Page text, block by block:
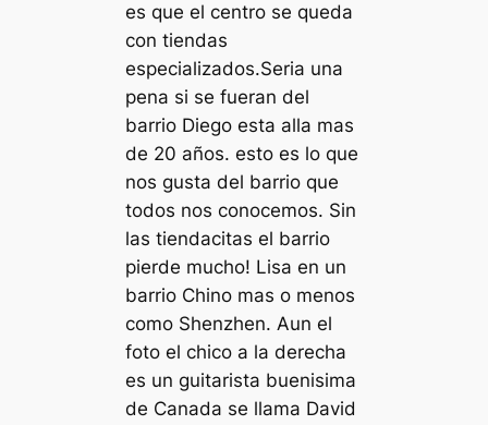
es que el centro se queda
con tiendas
especializados.Seria una
pena si se fueran del
barrio Diego esta alla mas
de 20 años. esto es lo que
nos gusta del barrio que
todos nos conocemos. Sin
las tiendacitas el barrio
pierde mucho! Lisa en un
barrio Chino mas o menos
como Shenzhen. Aun el
foto el chico a la derecha
es un guitarista buenisima
de Canada se llama David